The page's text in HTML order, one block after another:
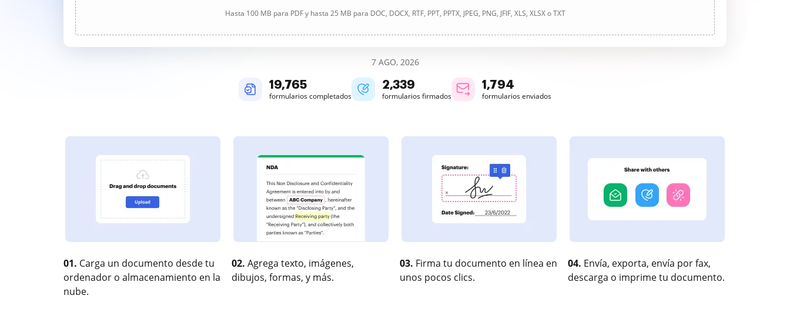
Hasta 100 MB para PDF y hasta 25 MB para DOC, DOCX, RTF, PPT, PPTX, JPEG, PNG, JFIF, XLS, XLSX o TXT
7 AGO, 2026
19,766
formularios completados
2,339
formularios firmados
1,794
formularios enviados
01. Carga un documento desde tu
ordenador o almacenamiento en la
nube.
02. Agrega texto, imágenes,
dibujos, formas, y más.
03. Firma tu documento en línea en
unos pocos clics.
04. Envía, exporta, envía por fax,
descarga o imprime tu documento.